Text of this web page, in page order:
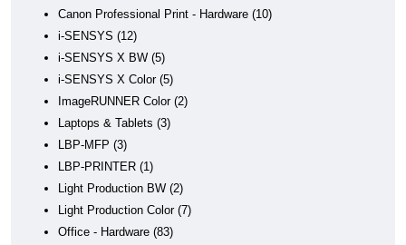
Canon Professional Print - Hardware 10
i-SENSYS
12
i-SENSYS X BW 5
i-SENSYS X Color 5
ImageRUNNER Color 2
Laptops & Tablets 3
LBP-MFP 3
LBP-PRINTER 1
Light Production BW 2
Light Production Color 7
Office - Hardware 83